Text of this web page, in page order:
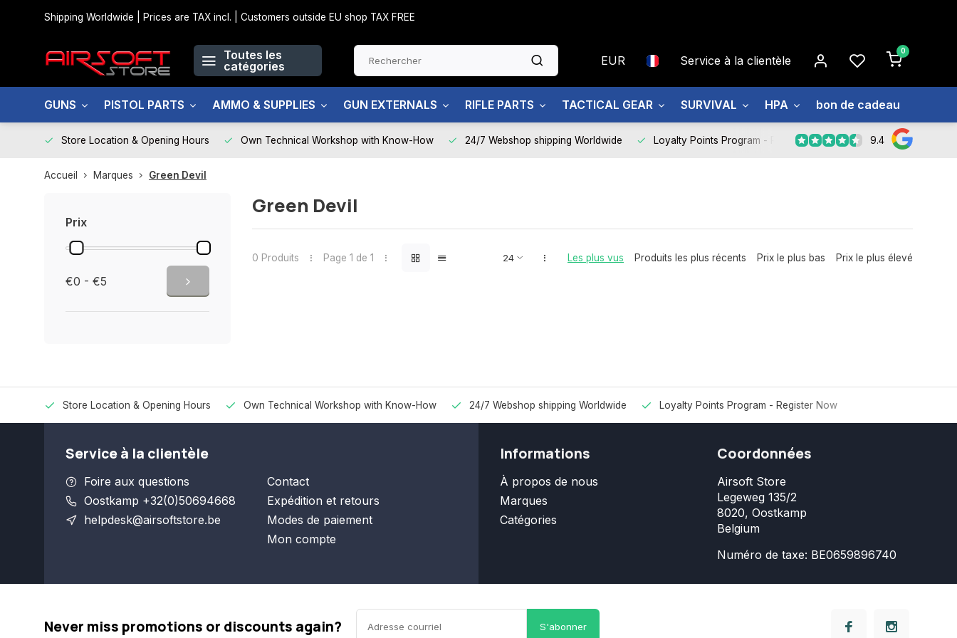
Shipping Worldwide | Prices are TAX incl. | Customers outside EU shop TAX FREE
Toutes les
catégories
EUR Service à la clientèle
0
GUNS PISTOL PARTS AMMO & SUPPLIES GUN EXTERNALS RIFLE PARTS TACTICAL GEAR SURVIVAL HPA bon de cadeau
Store Location & Opening Hours Own Technical Workshop with Know-How 24/7 Webshop shipping Worldwide Loyalty Points Program - Register Now 9.4
Accueil Marques Green Devil
Prix
€0 - €5
Green Devil
0 Produits Page 1 de 1 Les plus vus Produits les plus récents Prix le plus bas Prix le plus élevé
Store Location & Opening Hours Own Technical Workshop with Know-How 24/7 Webshop shipping Worldwide Loyalty Points Program - Register Now
Service à la clientèle
Foire aux questions
Oostkamp +32(0)50694668
helpdesk@airsoftstore.be
Contact
Expédition et retours
Modes de paiement
Mon compte
Informations
À propos de nous
Marques
Catégories
Coordonnées
Airsoft Store
Legeweg 135/2
8020, Oostkamp
Belgium
Numéro de taxe: BE0659896740
Never miss promotions or discounts again? S'abonner